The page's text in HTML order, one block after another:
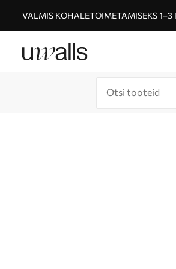
VALMIS KOHALETOIMETAMISEKS 1–3